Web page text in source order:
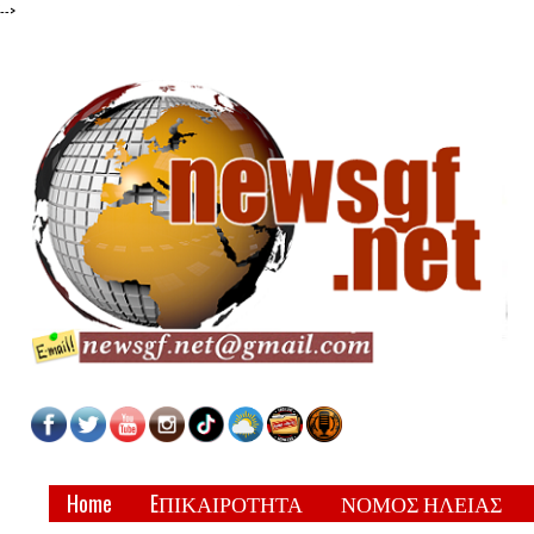
-->
Home EΠΙΚΑΙΡΟΤΗΤΑ ΝΟΜΟΣ ΗΛΕΙΑΣ